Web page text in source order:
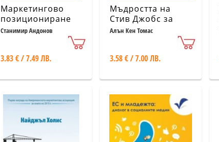
Маркетингово
позициониране
Станимир Андонов
3.83 € / 7.49 ЛВ.
Мъдростта на
Стив Джобс за
бизнеса
Алън Кен Томас
3.58 € / 7.00 ЛВ.